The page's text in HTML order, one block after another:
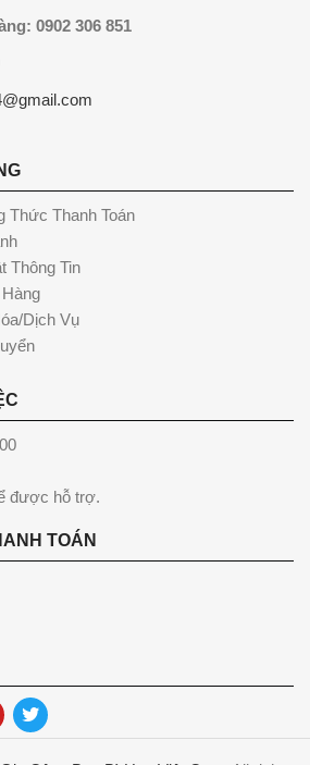
0902 306 851
Thức Thanh Toán
Thông Tin
Dịch Vụ
được hỗ trợ.
TOÁN